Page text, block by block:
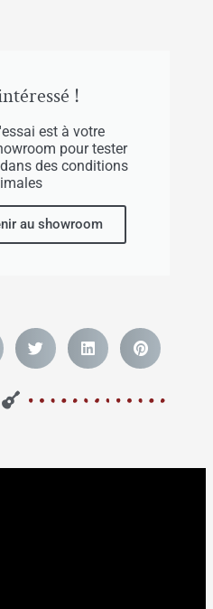
!
est à votre
pour tester
des conditions
au showroom